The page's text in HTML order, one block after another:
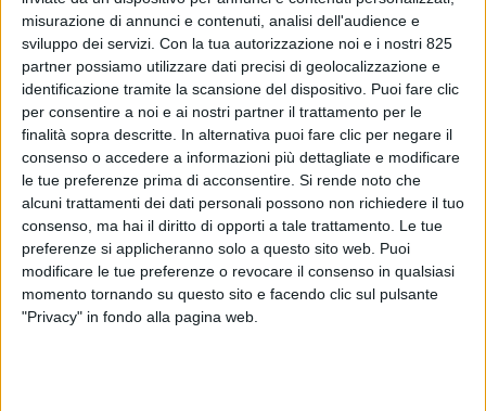
misurazione di annunci e contenuti, analisi dell'audience e
sviluppo dei servizi. Con la tua autorizzazione noi e i nostri 825
partner possiamo utilizzare dati precisi di geolocalizzazione e
identificazione tramite la scansione del dispositivo. Puoi fare clic
per consentire a noi e ai nostri partner il trattamento per le
finalità sopra descritte. In alternativa puoi fare clic per negare il
consenso o accedere a informazioni più dettagliate e modificare
le tue preferenze prima di acconsentire. Si rende noto che
alcuni trattamenti dei dati personali possono non richiedere il tuo
consenso, ma hai il diritto di opporti a tale trattamento. Le tue
preferenze si applicheranno solo a questo sito web. Puoi
modificare le tue preferenze o revocare il consenso in qualsiasi
momento tornando su questo sito e facendo clic sul pulsante
"Privacy" in fondo alla pagina web.
Schiavoni (Alsea) chiede più
medici e meno GdF negli
aeroporti
ITALIA 11 OTTOBRE 2022